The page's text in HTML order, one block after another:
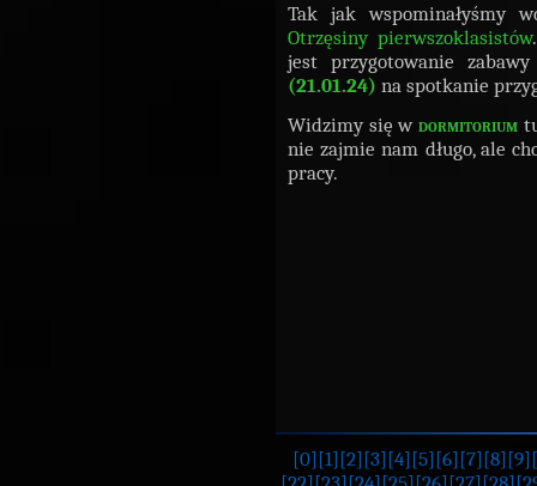
Tak jak wspominałyśmy
Otrzęsiny pierwszoklasistów
jest przygotowanie
(21.01.24) na spotkanie
Widzimy się w dormitorium
nie zajmie nam długo, ale
pracy.
[0] [1] [2] [3] [4] [5] [6] [7] [8] [9]